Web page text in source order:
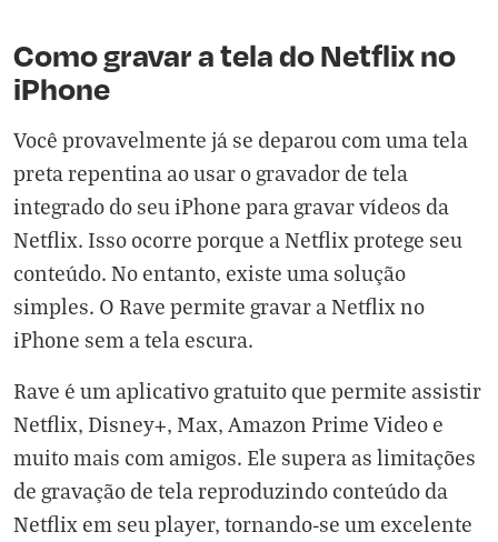
Como gravar a tela do Netflix no
iPhone
Você provavelmente já se deparou com uma tela
preta repentina ao usar o gravador de tela
integrado do seu iPhone para gravar vídeos da
Netflix. Isso ocorre porque a Netflix protege seu
conteúdo. No entanto, existe uma solução
simples. O Rave permite gravar a Netflix no
iPhone sem a tela escura.
Rave é um aplicativo gratuito que permite assistir
Netflix, Disney+, Max, Amazon Prime Video e
muito mais com amigos. Ele supera as limitações
de gravação de tela reproduzindo conteúdo da
Netflix em seu player, tornando-se um excelente